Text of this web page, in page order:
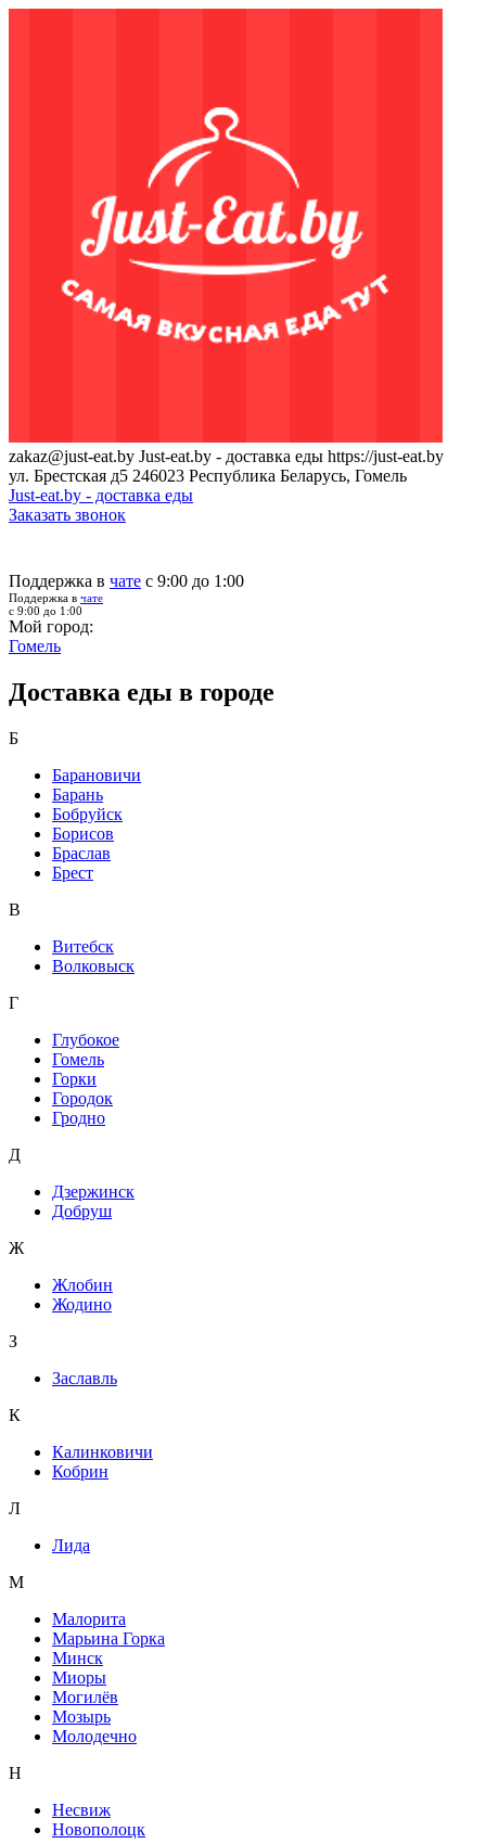
zakaz@just-eat.by Just-eat.by - доставка еды https://just-eat.by
ул. Брестская д5 246023 Республика Беларусь, Гомель
Just-eat.by - доставка еды
Заказать звонок
Поддержка в чате с 9:00 до 1:00
Поддержка в чате
с 9:00 до 1:00
Мой город:
Гомель
Доставка еды в городе
Б
Барановичи
Барань
Бобруйск
Борисов
Браслав
Брест
В
Витебск
Волковыск
Г
Глубокое
Гомель
Горки
Городок
Гродно
Д
Дзержинск
Добруш
Ж
Жлобин
Жодино
З
Заславль
К
Калинковичи
Кобрин
Л
Лида
М
Малорита
Марьина Горка
Минск
Миоры
Могилёв
Мозырь
Молодечно
Н
Несвиж
Новополоцк